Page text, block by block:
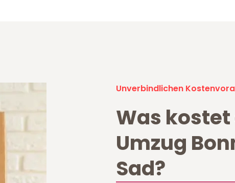
Unverbindlichen
Was kostet
Umzug
Sad?